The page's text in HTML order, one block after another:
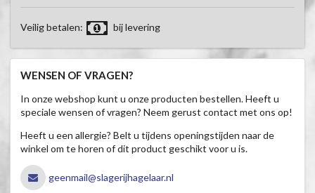
Veilig betalen: bij levering
WENSEN OF VRAGEN?
In onze webshop kunt u onze producten bestellen. Heeft u
speciale wensen of vragen? Neem gerust contact met ons op!
Heeft u een allergie? Belt u tijdens openingstijden naar de
winkel om te horen of dit product geschikt voor u is.
geenmail@slagerijhagelaar.nl